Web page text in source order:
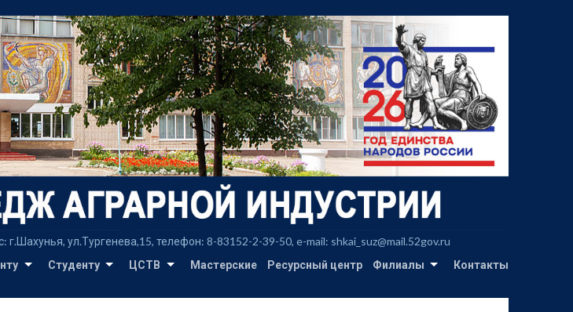
к
содержимому
ул.Тургенева,15, телефон: 8-83152-2-39-50, e-mail: shkai_suz@mail.52gov.ru
Студенту ЦСТВ Мастерские Ресурсный центр Филиалы Контакты